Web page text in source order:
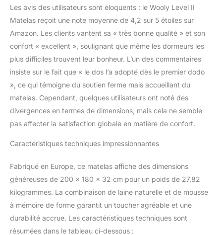
ensachés pour un
une indépendance de
couchage totale, ou en
version mousse HR
premium pour un accueil
enveloppant qui épouse
parfaitement les courbes
du corps.
Le Best-
Seller Wooly : Disponible
en mousse haute densité
(30 - 32 cm) ou en
cm), le modèle Level
préférences pour un
Contrairement à la
concurrence, il intègre de
la Laine Naturelle pour
une respirabilité
supérieure et un sommeil
Les avis des utilisateurs sont éloquents : le Wooly Level II
Matelas reçoit une note moyenne de 4,2 sur 5 étoiles sur
Amazon. Les clients vantent sa « très bonne qualité » et son
confort « excellent », soulignant que même les dormeurs les
plus difficiles trouvent leur bonheur. L’un des commentaires
insiste sur le fait que « le dos l’a adopté dès le premier dodo
», ce qui témoigne du soutien ferme mais accueillant du
matelas. Cependant, quelques utilisateurs ont noté des
divergences en termes de dimensions, mais cela ne semble
pas affecter la satisfaction globale en matière de confort.
Caractéristiques techniques impressionnantes
Fabriqué en Europe, ce matelas affiche des dimensions
généreuses de 200 x 180 x 32 cm pour un poids de 27,82
kilogrammes. La combinaison de laine naturelle et de mousse
à mémoire de forme garantit un toucher agréable et une
durabilité accrue. Les caractéristiques techniques sont
résumées dans le tableau ci-dessous :